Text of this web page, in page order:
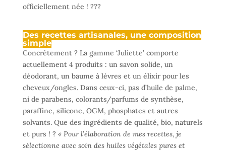
officiellement née ! ???
Des recettes artisanales, une composition
simple
Concrètement ? La gamme ‘Juliette’ comporte
actuellement 4 produits : un savon solide, un
déodorant, un baume à lèvres et un élixir pour les
cheveux/ongles. Dans ceux-ci, pas d’huile de palme,
ni de parabens, colorants/parfums de synthèse,
paraffine, silicone, OGM, phosphates et autres
solvants. Que des ingrédients de qualité, bio, naturels
et purs ! ? « Pour l’élaboration de mes recettes, je
sélectionne avec soin des huiles végétales pures et